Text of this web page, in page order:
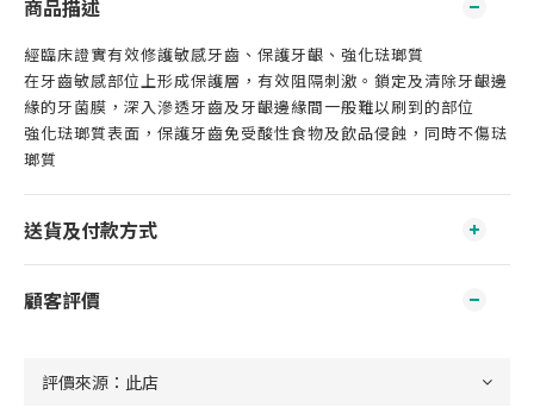
商品描述
經臨床證實有效修護敏感牙齒、保護牙齦、強化琺瑯質
在牙齒敏感部位上形成保護層，有效阻隔刺激。鎖定及清除牙齦邊
緣的牙菌膜，深入滲透牙齒及牙齦邊緣間一般難以刷到的部位
強化琺瑯質表面，保護牙齒免受酸性食物及飲品侵蝕，同時不傷琺
瑯質
送貨及付款方式
顧客評價